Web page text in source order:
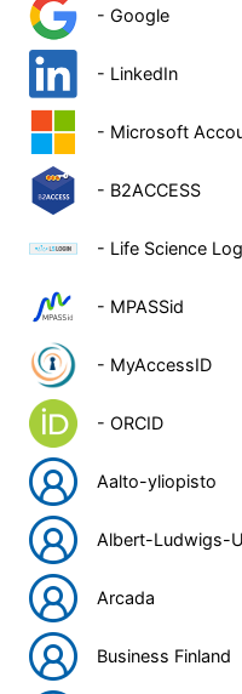
- Google
- LinkedIn
- Microsoft
- B2ACCESS
- Life Science
- MPASSid
- MyAccessID
- ORCID
Aalto-yliopisto
Albert-Ludwigs-
Arcada
Business Finland